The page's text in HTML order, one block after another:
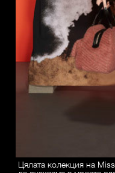
Цялата колекция на